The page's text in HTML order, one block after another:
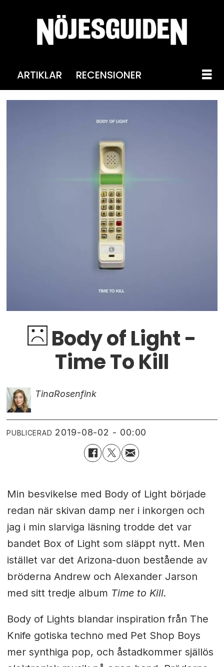
ARTIKLAR RECENSIONER
Body of Light -
Time To Kill
TinaRosenfink
PUBLICERAD 2019-08-02 - 00:00
Min besvikelse med Body of Light började
redan när skivan damp ner i inkorgen och
jag i min slarviga läsning trodde det var
bandet Box of Light som släppt nytt. Men
istället var det Arizona-duon bestående av
bröderna Andrew och Alexander Jarson
med sitt tredje album Time to Kill.
Body of Lights blandar inspiration från The
Knife gotiska techno med Pet Shop Boys
mer synthiga pop, och åstadkommer själlös